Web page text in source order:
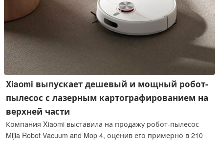
Xiaomi выпускает дешевый и мощный робот-
пылесос с лазерным картографированием на
верхней части
Компания Xiaomi выставила на продажу робот-пылесос
Mijia Robot Vacuum and Mop 4, оценив его примерно в 210